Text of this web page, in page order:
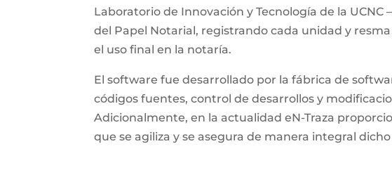
Laboratorio de Innovación y Tecnología de la
del Papel Notarial, registrando cada unidad y
el uso final en la notaría.
El software fue desarrollado por la fábrica de
códigos fuentes, control de desarrollos y
Adicionalmente, en la actualidad eN-Traza
que se agiliza y se asegura de manera integral